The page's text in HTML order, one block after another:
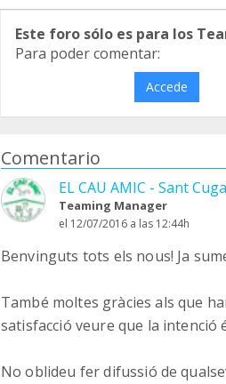
Este foro sólo es para los
Para poder comentar:
Accede
Comentario
EL CAU AMIC - Sant
Teaming Manager
el 12/07/2016 a las 12:44h
Benvinguts tots els nous! Ja
També moltes gràcies als que
satisfacció veure que la intenció
No oblideu fer difussió de